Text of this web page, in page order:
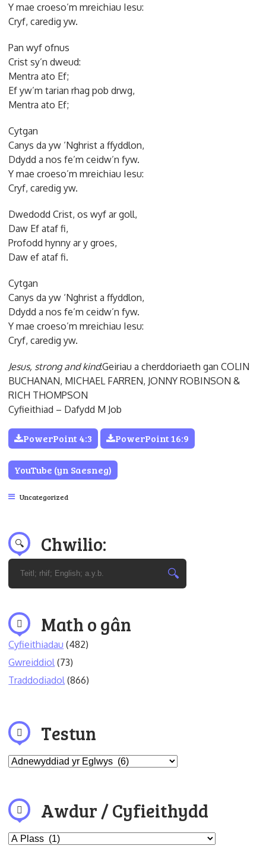
Y mae croeso’m mreichiau Iesu:
Cryf, caredig yw.
Pan wyf ofnus
Crist sy’n dweud:
Mentra ato Ef;
Ef yw’m tarian rhag pob drwg,
Mentra ato Ef;
Cytgan
Canys da yw ‘Nghrist a ffyddlon,
Ddydd a nos fe’m ceidw’n fyw.
Y mae croeso’m mreichiau Iesu:
Cryf, caredig yw.
Dwedodd Crist, os wyf ar goll,
Daw Ef ataf fi,
Profodd hynny ar y groes,
Daw ef ataf fi.
Cytgan
Canys da yw ‘Nghrist a ffyddlon,
Ddydd a nos fe’m ceidw’n fyw.
Y mae croeso’m mreichiau Iesu:
Cryf, caredig yw.
Jesus, strong and kind:Geiriau a cherddoriaeth gan COLIN
BUCHANAN, MICHAEL FARREN, JONNY ROBINSON &
RICH THOMPSON
Cyfieithiad – Dafydd M Job
PowerPoint 4:3 PowerPoint 16:9
YouTube (yn Saesneg)
Uncategorized
Chwilio:
Math o gân
Cyfieithiadau (482)
Gwreiddiol (73)
Traddodiadol (866)
Testun
Awdur / Cyfieithydd